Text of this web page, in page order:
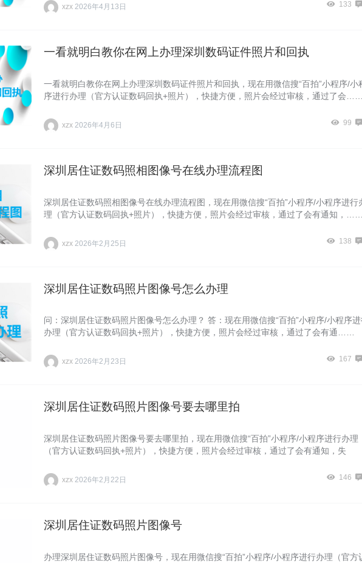
xzx 2026年4月13日 133
一看就明白教你在网上办理深圳数码证件照片和回执
一看就明白教你在网上办理深圳数码证件照片和回执，现在用微信搜“百拍”小程序/小
序进行办理（官方认证数码回执+照片），快捷方便，照片会经过审核，通过了会……
xzx 2026年4月6日 99
深圳居住证数码照相图像号在线办理流程图
深圳居住证数码照相图像号在线办理流程图，现在用微信搜“百拍”小程序/小程序进行
理（官方认证数码回执+照片），快捷方便，照片会经过审核，通过了会有通知，……
xzx 2026年2月25日 138
深圳居住证数码照片图像号怎么办理
问：深圳居住证数码照片图像号怎么办理？ 答：现在用微信搜“百拍”小程序/小程序
办理（官方认证数码回执+照片），快捷方便，照片会经过审核，通过了会有通……
xzx 2026年2月23日 167
深圳居住证数码照片图像号要去哪里拍
深圳居住证数码照片图像号要去哪里拍，现在用微信搜“百拍”小程序/小程序进行办理
（官方认证数码回执+照片），快捷方便，照片会经过审核，通过了会有通知，失
xzx 2026年2月22日 146
深圳居住证数码照片图像号
办理深圳居住证数码照片图像号，现在用微信搜“百拍”小程序/小程序进行办理（官方